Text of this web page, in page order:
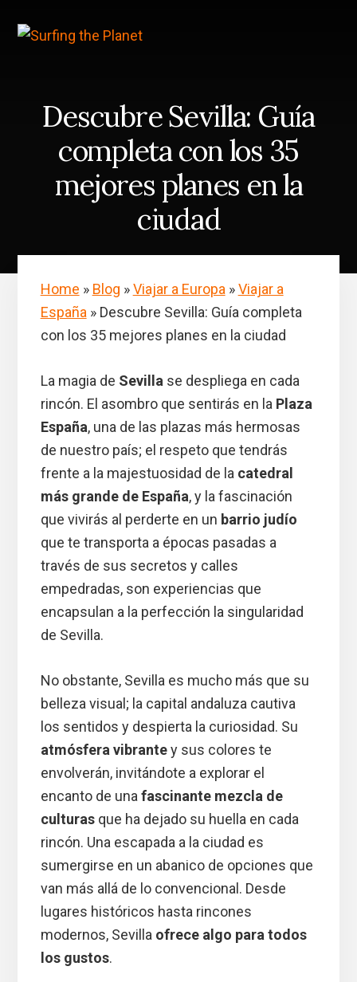
content
Descubre Sevilla: Guía
completa con los 35
mejores planes en la
ciudad
Home » Blog »Viajar a Europa»Viajar a
España» Descubre Sevilla: Guía completa
con los 35 mejores planes en la ciudad
La magia de Sevillase despliega en cada
rincón. El asombro que sentirás en la Plaza
España, una de las plazas más hermosas
de nuestro país; el respeto que tendrás
frente a la majestuosidad de la catedral
más grande de España, y la fascinación
que vivirás al perderte en un barrio judío
que te transporta a épocas pasadas a
través de sus secretos y calles
empedradas, son experiencias que
encapsulan a la perfección la singularidad
de Sevilla.
No obstante, Sevilla es mucho más que su
belleza visual; la capital andaluza cautiva
los sentidos y despierta la curiosidad. Su
atmósfera vibrantey sus colores te
envolverán, invitándote a explorar el
encanto de unafascinante mezcla de
culturasque ha dejado su huella en cada
rincón. Una escapada a la ciudad es
sumergirse en un abanico de opciones que
van más allá de lo convencional. Desde
lugares históricos hasta rincones
modernos, Sevilla ofrece algo para todos
los gustos.